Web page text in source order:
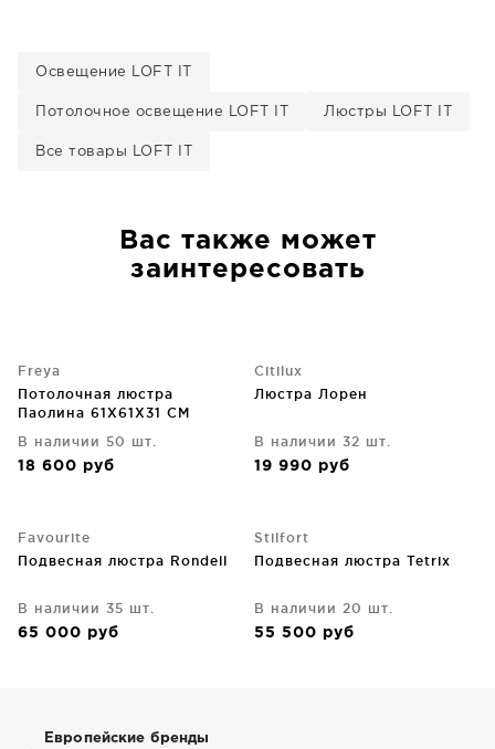
Освещение LOFT IT
Потолочное освещение LOFT IT Люстры LOFT IT
Все товары LOFT IT
Вас также может
заинтересовать
Freya
Потолочная люстра
Паолина 61X61X31 CM
В наличии 50 шт.
18 600 руб
Citilux
Люстра Лорен
В наличии 32 шт.
19 990 руб
Favourite
Подвесная люстра Rondell
В наличии 35 шт.
65 000 руб
Stilfort
Подвесная люстра Tetrix
В наличии 20 шт.
55 500 руб
Европейские бренды